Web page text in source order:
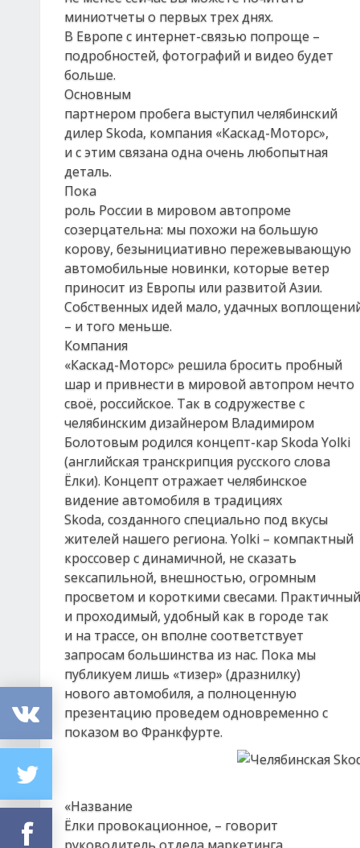
миниотчеты о первых трех днях.
В Европе с интернет-связью попроще –
подробностей, фотографий и видео будет
больше.
Основным
партнером пробега выступил челябинский
дилер Skoda, компания «Каскад-Моторс»,
и с этим связана одна очень любопытная
деталь.
Пока
роль России в мировом автопроме
созерцательна: мы похожи на большую
корову, безынициативно пережевывающую
автомобильные новинки, которые ветер
приносит из Европы или развитой Азии.
Собственных идей мало, удачных
– и того меньше.
Компания
«Каскад-Моторс» решила бросить пробный
шар и привнести в мировой автопром нечто
своё, российское. Так в содружестве с
челябинским дизайнером Владимиром
Болотовым родился концепт-кар Skoda Yolki
(английская транскрипция русского слова
Ёлки). Концепт отражает челябинское
видение автомобиля в традициях
Skoda, созданного специально под вкусы
жителей нашего региона. Yolki – компактный
кроссовер с динамичной, не сказать
sексапильной, внешностью, огромным
просветом и короткими свесами. Практичный
и проходимый, удобный как в городе так
и на трассе, он вполне соответствует
запросам большинства из нас. Пока мы
публикуем лишь «тизер» (дразнилку)
нового автомобиля, а полноценную
презентацию проведем одновременно с
показом во Франкфурте.
«Название
Ёлки провокационное, – говорит